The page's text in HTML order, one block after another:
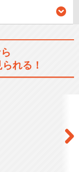
れる！